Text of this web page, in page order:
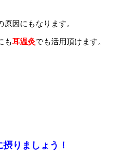
因にもなります。
も耳温灸でも活用頂けます。
りましょう！